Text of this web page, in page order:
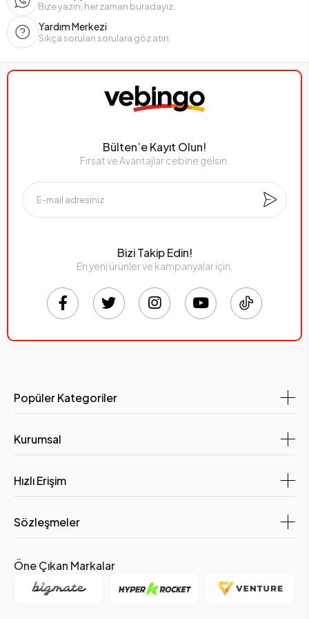
Bize yazın, her zaman buradayız.
Yardım Merkezi
Sıkça sorulan sorulara göz atın.
Bülten’e Kayıt Olun!
Fırsat ve Avantajlar cebine gelsin.
Bizi Takip Edin!
En yeni ürünler ve kampanyalar için,
Popüler Kategoriler
Kurumsal
Hızlı Erişim
Sözleşmeler
Öne Çıkan Markalar